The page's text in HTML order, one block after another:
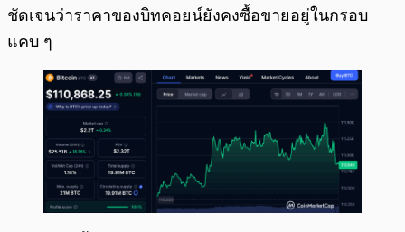
ชัดเจนว่าราคาของบิทคอยน์ยังคงซื้อขายอยู่ในกรอบ
แคบ ๆ